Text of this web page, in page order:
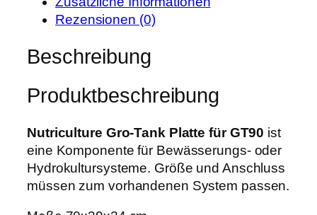
Rezensionen (0)
Beschreibung
Produktbeschreibung
Nutriculture Gro-Tank Platte für GT90 ist
eine Komponente für Bewässerungs- oder
Hydrokultursysteme. Größe und Anschluss
müssen zum vorhandenen System passen.